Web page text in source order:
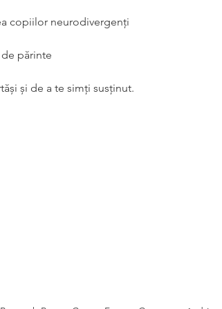
copiilor neurodivergenți
părinte
și de a te simți susținut.